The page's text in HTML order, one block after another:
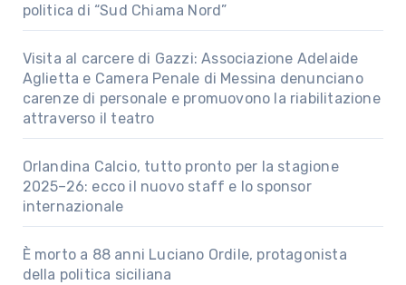
politica di “Sud Chiama Nord”
Visita al carcere di Gazzi: Associazione Adelaide
Aglietta e Camera Penale di Messina denunciano
carenze di personale e promuovono la riabilitazione
attraverso il teatro
Orlandina Calcio, tutto pronto per la stagione
2025–26: ecco il nuovo staff e lo sponsor
internazionale
È morto a 88 anni Luciano Ordile, protagonista
della politica siciliana